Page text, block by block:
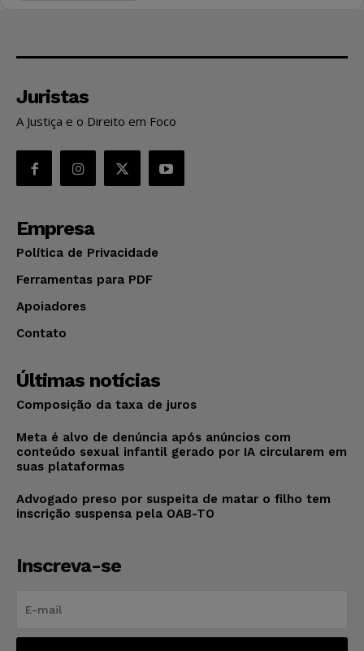
Juristas
A Justiça e o Direito em Foco
Empresa
Política de Privacidade
Ferramentas para PDF
Apoiadores
Contato
Últimas notícias
Composição da taxa de juros
Meta é alvo de denúncia após anúncios com
conteúdo sexual infantil gerado por IA circularem em
suas plataformas
Advogado preso por suspeita de matar o filho tem
inscrição suspensa pela OAB-TO
Inscreva-se